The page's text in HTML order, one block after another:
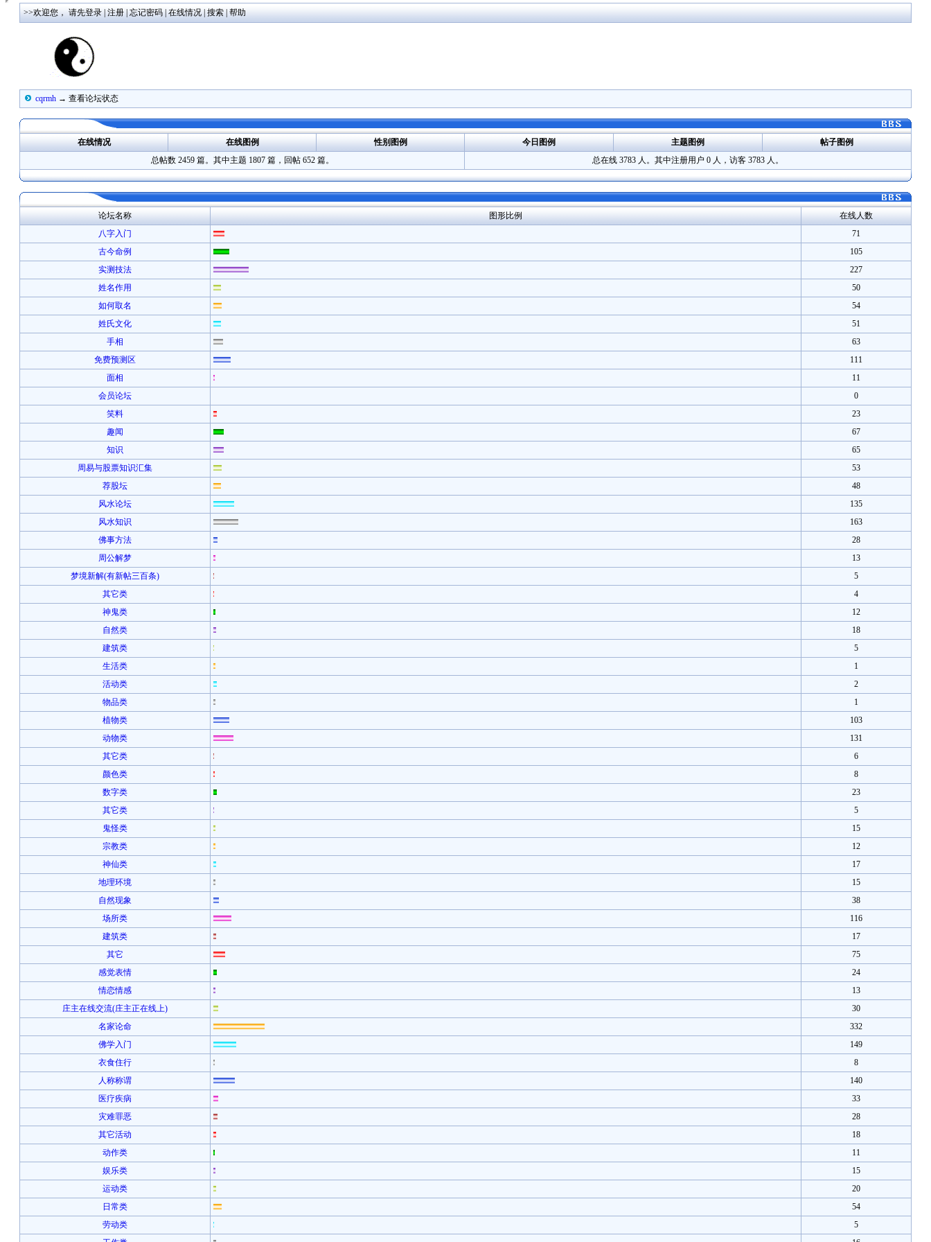
>>欢迎您， 请先登录 注册 忘记密码 在线情况 搜索 帮助
cqrmh → 查看论坛状态
在线情况 在线图例 性别图例 今日图例 主题图例
帖子图例
总帖数 2459 篇。其中主题 1807 篇，回帖 652 篇。
总在线 3783 人。其中注册用户 0 人，访客 3783 人。
论坛名称 图形比例
在线人数
八字入门
71
古今命例
105
实测技法
227
姓名作用
50
如何取名
54
姓氏文化
51
手相
63
免费预测区
111
面相
11
会员论坛
0
笑料
23
趣闻
67
知识
65
周易与股票知识汇集
53
荐股坛
48
风水论坛
135
风水知识
163
佛事方法
28
周公解梦
13
梦境新解(有新帖三百条)
5
其它类
4
神鬼类
12
自然类
18
建筑类
5
生活类
1
活动类
2
物品类
1
植物类
103
动物类
131
其它类
6
颜色类
8
数字类
23
其它类
5
鬼怪类
15
宗教类
12
神仙类
17
地理环境
15
自然现象
38
场所类
116
建筑类
17
其它
75
感觉表情
24
情恋情感
13
庄主在线交流(庄主正在线上)
30
名家论命
332
佛学入门
149
衣食住行
8
人称称谓
140
医疗疾病
33
灾难罪恶
28
其它活动
18
动作类
11
娱乐类
15
运动类
20
日常类
54
劳动类
5